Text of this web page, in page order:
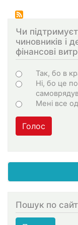
Чи
чиновників і
фінансові
Варіанти
Так, бо в
Ні, бо це
Мені все
Голос
Пошук по